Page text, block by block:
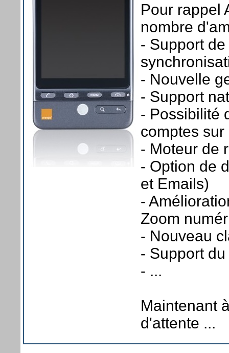
Pour rappel
nombre
- Support
- Nouvelle
- Support
- Possibilité
comptes
- Moteur de
- Option de
et Emails)
-
Zoom
- Nouveau
- Support
- ...
Maintenant
d'attente ...